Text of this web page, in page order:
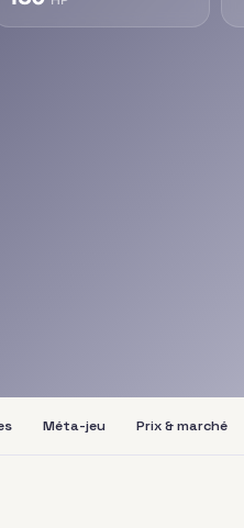
Méta-jeu Prix & marché